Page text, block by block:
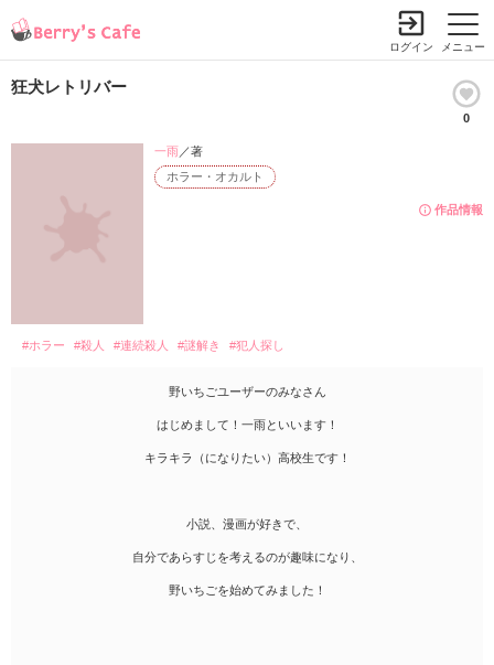
メニュー
ログイン
狂犬レトリバー
0
作品情報
ホラー・オカルト
一雨／著
#ホラー #殺人 #連続殺人 #謎解き #犯人探し
野いちごユーザーのみなさん
はじめまして！一雨といいます！
キラキラ（になりたい）高校生です！
小説、漫画が好きで、
自分であらすじを考えるのが趣味になり、
野いちごを始めてみました！